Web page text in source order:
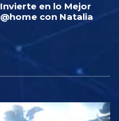
Invierte en lo Mejor
@home con Natalia